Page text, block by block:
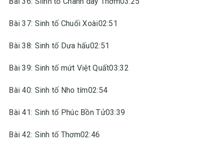
Bài 37: Sinh tố Chuối Xoài02:51
Bài 38: Sinh tố Dưa hấu02:51
Bài 39: Sinh tố mứt Việt Quất03:32
Bài 40: Sinh tố Nho tím02:54
Bài 41: Sinh tố Phúc Bồn Tử03:39
Bài 42: Sinh tố Thơm02:46